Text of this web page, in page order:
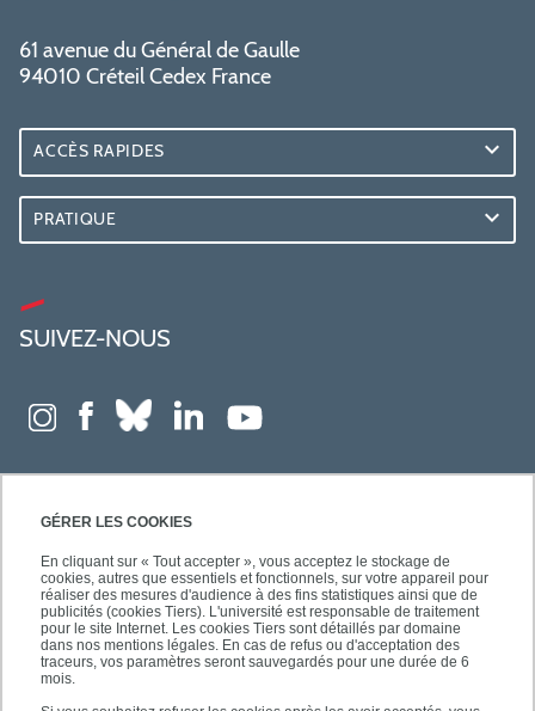
GÉRER LES COOKIES
En cliquant sur « Tout accepter », vous acceptez le stockage de
cookies, autres que essentiels et fonctionnels, sur votre appareil pour
réaliser des mesures d'audience à des fins statistiques ainsi que de
publicités (cookies Tiers). L'université est responsable de traitement
pour le site Internet. Les cookies Tiers sont détaillés par domaine
dans nos mentions légales. En cas de refus ou d'acceptation des
traceurs, vos paramètres seront sauvegardés pour une durée de 6
mois.
61 avenue du Général de Gaulle
94010 Créteil Cedex France
ACCÈS RAPIDES
PRATIQUE
SUIVEZ-NOUS